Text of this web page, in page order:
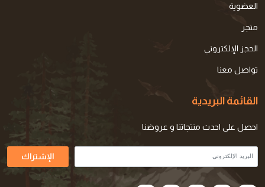
العضوية
متجر
الحجز الإلكتروني
تواصل معنا
القائمة البريدية
احصل على احدث منتجاتنا و عروضنا
الإشتراك